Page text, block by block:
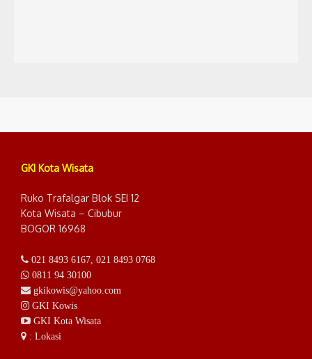
GKI Kota Wisata
Ruko Trafalgar Blok SEI 12
Kota Wisata – Cibubur
BOGOR 16968
021 8493 6167 021 8493 0768
0811 94 30100
gkikowis@yahoo.com
GKI Kowis
GKI Kota Wisata
: Lokasi